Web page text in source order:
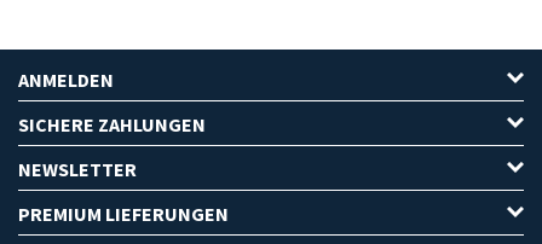
ANMELDEN
SICHERE ZAHLUNGEN
NEWSLETTER
PREMIUM LIEFERUNGEN